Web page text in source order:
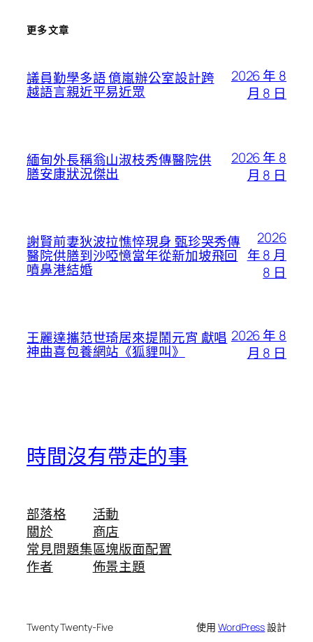
更多文章
議員勤學多語 億嵐辦公室設計跨
越語言親近平易近眾
2026 年 8
月 8 日
緬甸外長稱翁山淑枝秀傳醫院供
膳安康狀況傑出
2026 年 8
月 8 日
謝賢前妻狄波拉憔悴現身 甄珍哭秀傳
醫院供膳到沙啞憶當年從新加坡飛回
噴鼻港結婚
2026
年 8 月
8 日
王麗達攜范世琦居來提鬧元宵 獻唱
神曲喜包養網站《狐貍叫》
2026 年 8
月 8 日
時間沒有帶走的事
部落格
關於
常見問題集
作者
活動
商店
區塊版面配置
佈景主題
Twenty Twenty-Five 使用WordPress設計